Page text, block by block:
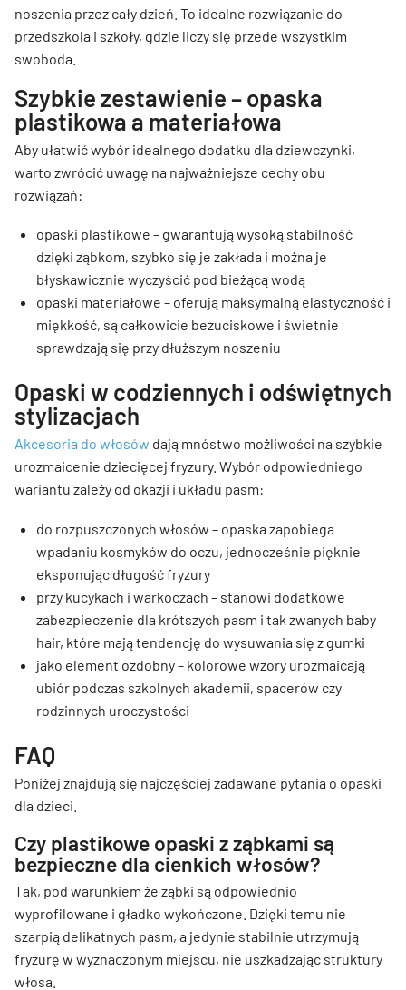
noszenia przez cały dzień. To idealne rozwiązanie do
przedszkola i szkoły, gdzie liczy się przede wszystkim
swoboda.
Szybkie zestawienie – opaska
plastikowa a materiałowa
Aby ułatwić wybór idealnego dodatku dla dziewczynki,
warto zwrócić uwagę na najważniejsze cechy obu
rozwiązań:
opaski plastikowe – gwarantują wysoką stabilność
dzięki ząbkom, szybko się je zakłada i można je
błyskawicznie wyczyścić pod bieżącą wodą
opaski materiałowe – oferują maksymalną elastyczność i
miękkość, są całkowicie bezuciskowe i świetnie
sprawdzają się przy dłuższym noszeniu
Opaski w codziennych i odświętnych
stylizacjach
Akcesoria do włosów dają mnóstwo możliwości na szybkie
urozmaicenie dziecięcej fryzury. Wybór odpowiedniego
wariantu zależy od okazji i układu pasm:
do rozpuszczonych włosów – opaska zapobiega
wpadaniu kosmyków do oczu, jednocześnie pięknie
eksponując długość fryzury
przy kucykach i warkoczach – stanowi dodatkowe
zabezpieczenie dla krótszych pasm i tak zwanych baby
hair, które mają tendencję do wysuwania się z gumki
jako element ozdobny – kolorowe wzory urozmaicają
ubiór podczas szkolnych akademii, spacerów czy
rodzinnych uroczystości
FAQ
Poniżej znajdują się najczęściej zadawane pytania o opaski
dla dzieci.
Czy plastikowe opaski z ząbkami są
bezpieczne dla cienkich włosów?
Tak, pod warunkiem że ząbki są odpowiednio
wyprofilowane i gładko wykończone. Dzięki temu nie
szarpią delikatnych pasm, a jedynie stabilnie utrzymują
fryzurę w wyznaczonym miejscu, nie uszkadzając struktury
włosa.